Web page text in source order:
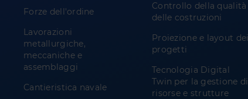
Forze dell'ordine
Lavorazioni
metallurgiche,
meccaniche e
assemblaggi
Cantieristica navale
Controllo della qualità
delle costruzioni
Proiezione e layout dei
progetti
Tecnologia Digital
Twin per la gestione di
risorse e strutture